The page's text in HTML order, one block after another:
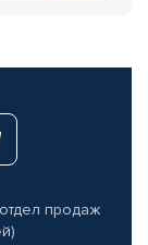
продаж